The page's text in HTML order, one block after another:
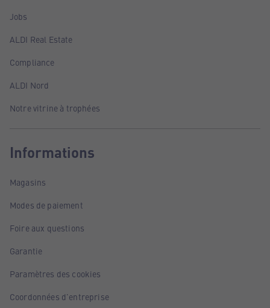
Jobs
ALDI Real Estate
Compliance
ALDI Nord
Notre vitrine à trophées
Informations
Magasins
Modes de paiement
Foire aux questions
Garantie
Paramètres des cookies
Coordonnées d'entreprise